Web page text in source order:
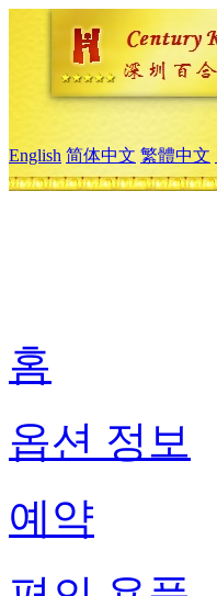
English 简体中文 繁體中文
홈
옵션 정보
예약